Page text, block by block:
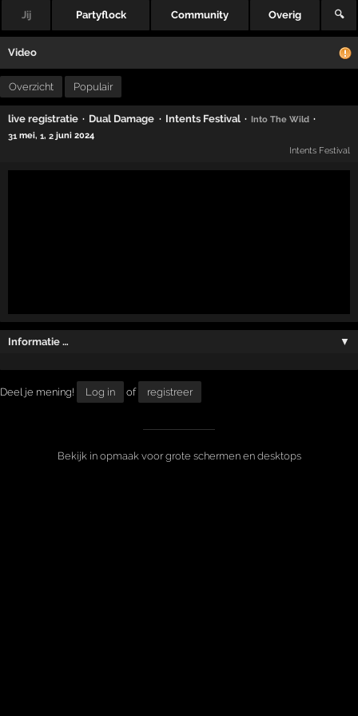
Jij Partyflock Community Overig 🔍
Video
Overzicht Populair
live registratie · Dual Damage · Intents Festival · Into The Wild ·
31 mei,1,2 juni 2024
Intents Festival
Informatie … ▼
Deel je mening! Log in of registreer
Bekijk in opmaak voor grote schermen en desktops